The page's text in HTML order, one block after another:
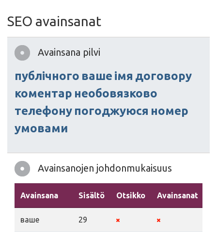
SEO avainsanat
Avainsana pilvi
публічного ваше імя договору
коментар необовязково
телефону погоджуюся номер
умовами
Avainsanojen johdonmukaisuus
Avainsana Sisältö Otsikko Avainsanat
ваше 29